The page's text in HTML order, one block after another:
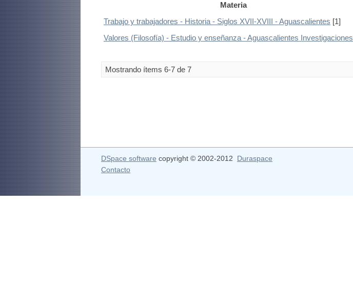
Materia
Trabajo y trabajadores - Historia - Siglos XVII-XVIII - Aguascalientes [1]
Valores (Filosofía) - Estudio y enseñanza - Aguascalientes Investigaciones
Mostrando ítems 6-7 de 7
DSpace software copyright © 2002-2012 Duraspace
Contacto